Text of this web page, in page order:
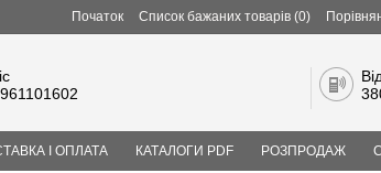
Початок Список бажаних товарів (0)
І ОПЛАТА КАТАЛОГИ PDF РОЗПРОДАЖ